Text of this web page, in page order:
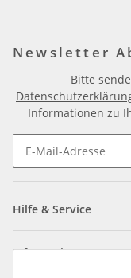
Newsletter
Bitte
Informationen zu
Hilfe & Service
Informationen